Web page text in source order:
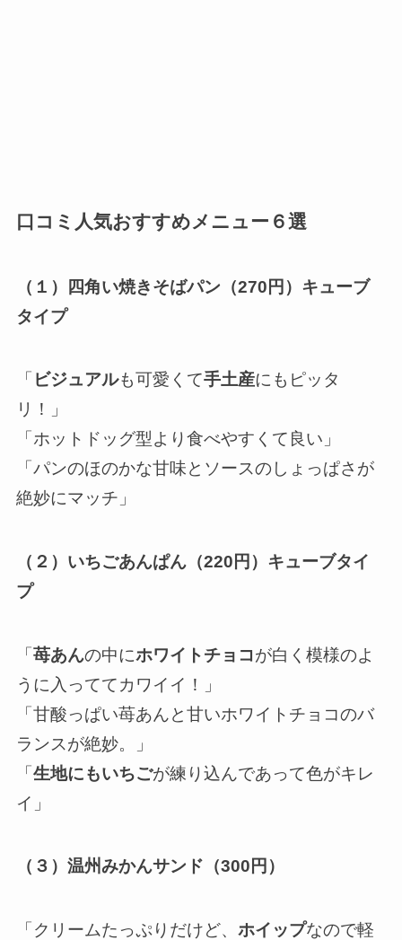
口コミ人気おすすめメニュー６選
（１）四角い焼きそばパン（270円）キューブ
タイプ
「 ビジュアルも可愛くて手土産にもピッタ
リ！」
「ホットドッグ型より食べやすくて良い」
「パンのほのかな甘味とソースのしょっぱさが
絶妙にマッチ」
（２）いちごあんぱん（220円）キューブタイ
プ
「苺あんの中にホワイトチョコが白く模様のよ
うに入っててカワイイ！」
「甘酸っぱい苺あんと甘いホワイトチョコのバ
ランスが絶妙。」
「生地にもいちごが練り込んであって色がキレ
イ」
（３）温州みかんサンド（300円）
「クリームたっぷりだけど、 ホイップなので軽